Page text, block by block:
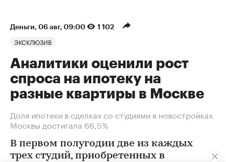
Деньги⁠, 06 авг, 09:00 1 102
ЭКСКЛЮЗИВ
Аналитики оценили рост
спроса на ипотеку на
разные квартиры в Москве
Доля ипотеки в сделках со студиями в новостройках
Москвы достигала 66,5%
В первом полугодии две из каждых
трех студий, приобретенных в